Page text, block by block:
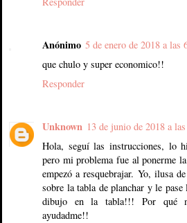
Anónimo 5 de enero de 2018 a las
que chulo y super economico!!
Responder
Unknown 13 de junio de 2018 a
Hola, seguí las instrucciones, lo
pero mi problema fue al ponerme
empezó a resquebrajar. Yo, ilusa
sobre la tabla de planchar y le
dibujo en la tabla!!! Por qué
ayudadme!!